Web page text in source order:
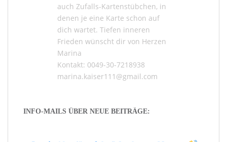
auch Zufalls-Kartenstübchen, in
denen je eine Karte schon auf
dich wartet. Tiefen inneren
Frieden wünscht dir von Herzen
Marina
Kontakt: 0049-30-7218938
marina.kaiser111@gmail.com
INFO-MAILS ÜBER NEUE BEITRÄGE: